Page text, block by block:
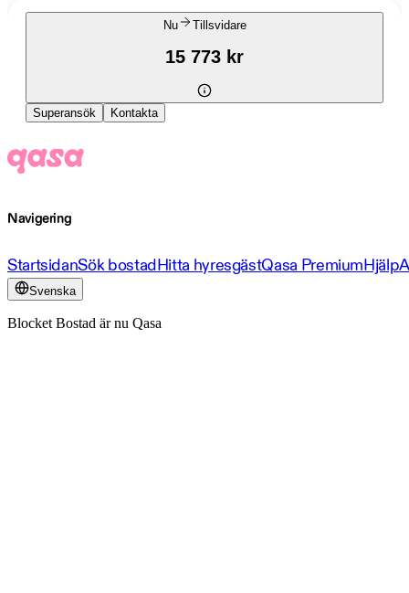
Nu Tillsvidare
15 773 kr
Superansök Kontakta
Navigering
StartsidanSök bostadHitta hyresgästQasa PremiumHjälp
Svenska
Blocket Bostad är nu Qasa